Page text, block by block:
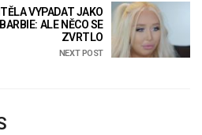
VYPADAT JAKO
ALE NĚCO SE
ZVRTLO
NEXT POST